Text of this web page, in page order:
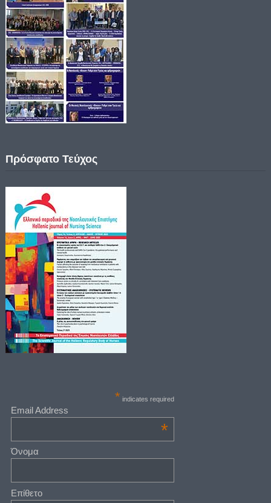
Πρόσφατο Τεύχος
* indicates required
Email Address
*
Όνομα
Επίθετο